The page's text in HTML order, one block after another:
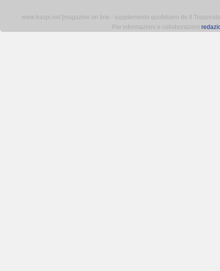
www.traspi.net [magazine on line - supplemento quotidiano de Il
Per informazioni e collaborazioni